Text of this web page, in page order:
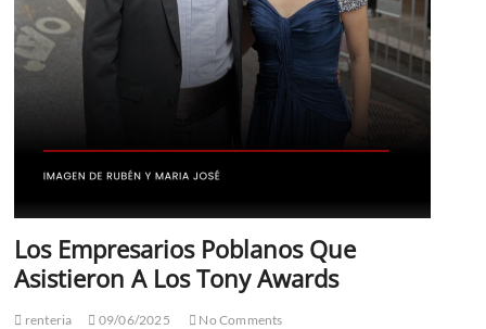
Los Empresarios Poblanos Que
Asistieron A Los Tony Awards
renteria 09/06/2025 No Comments